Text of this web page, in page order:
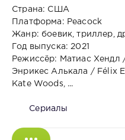
Страна: США
Платформа: Peacock
Жанр: боевик, триллер,
Год выпуска: 2021
Режиссёр: Матиас
Энрикес Алькала / Félix
Kate Woods, ...
Сериалы